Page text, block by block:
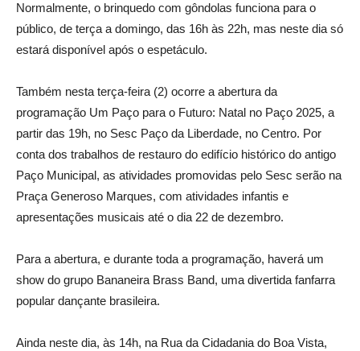
Normalmente, o brinquedo com gôndolas funciona para o
público, de terça a domingo, das 16h às 22h, mas neste dia só
estará disponível após o espetáculo.
Também nesta terça-feira (2) ocorre a abertura da
programação Um Paço para o Futuro: Natal no Paço 2025, a
partir das 19h, no Sesc Paço da Liberdade, no Centro. Por
conta dos trabalhos de restauro do edifício histórico do antigo
Paço Municipal, as atividades promovidas pelo Sesc serão na
Praça Generoso Marques, com atividades infantis e
apresentações musicais até o dia 22 de dezembro.
Para a abertura, e durante toda a programação, haverá um
show do grupo Bananeira Brass Band, uma divertida fanfarra
popular dançante brasileira.
Ainda neste dia, às 14h, na Rua da Cidadania do Boa Vista,